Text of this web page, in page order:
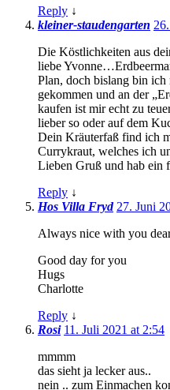
Reply ↓
kleiner-staudengarten
Die Köstlichkeiten aus
liebe
Plan, doch bislang bin
gekommen und an der
kaufen ist mir echt zu
lieber so oder auf dem
Dein Kräuterfaß find ich
Currykraut, welches ich
Lieben Gruß und hab ein
Reply ↓
Hos Villa Fryd 27. Juni
Always nice with you
Good day for you
Hugs
Charlotte
Reply ↓
Rosi 11. Juli 2021 at 2:54
mmmm
das sieht ja lecker aus..
nein .. zum Einmachen